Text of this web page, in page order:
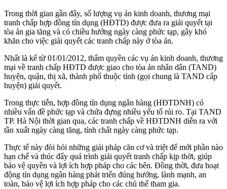
Trong thời gian gần đây, số lượng vụ án kinh doanh, thương mại
tranh chấp hợp đồng tín dụng (HĐTD) được đưa ra giải quyết tại
tòa án gia tăng và có chiều hướng ngày càng phức tạp, gây khó
khăn cho việc giải quyết các tranh chấp này ở tòa án.
Nhất là kể từ 01/01/2012, thẩm quyền các vụ án kinh doanh, thương
mại về tranh chấp HĐTD được giao cho tòa án nhân dân (TAND)
huyện, quận, thị xã, thành phố thuộc tỉnh (gọi chung là TAND cấp
huyện) giải quyết.
Trong thực tiễn, hợp đồng tín dụng ngân hàng (HĐTDNH) có
nhiều vấn đề phức tạp và chứa đựng nhiều yếu tố rủi ro. Tại TAND
TP. Hà Nội thời gian qua, các tranh chấp về HĐTDNH diễn ra với
tần xuất ngày càng tăng, tính chất ngày càng phức tạp.
Thực tế này đòi hỏi những giải pháp căn cơ và triệt để mới phần nào
hạn chế và thúc đẩy quá trình giải quyết tranh chấp kịp thời, giúp
bảo vệ quyền và lợi ích hợp pháp cho các bên. Đồng thời, đưa hoạt
động tín dụng ngân hàng phát triển đúng hướng, lành mạnh, an
toàn, bảo vệ lợi ích hợp pháp cho các chủ thể tham gia.